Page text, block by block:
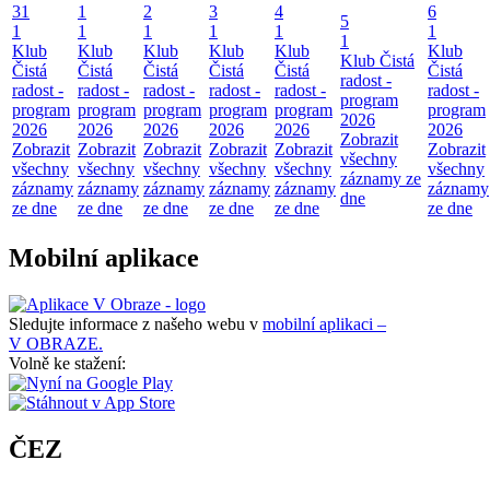
31
1
Klub
Čistá
radost -
program
2026
Zobrazit
všechny
záznamy
ze dne
1
1
Klub
Čistá
radost -
program
2026
Zobrazit
všechny
záznamy
ze dne
2
1
Klub
Čistá
radost -
program
2026
Zobrazit
všechny
záznamy
ze dne
3
1
Klub
Čistá
radost -
program
2026
Zobrazit
všechny
záznamy
ze dne
4
1
Klub
Čistá
radost -
program
2026
Zobrazit
všechny
záznamy
ze dne
5
1
Klub Čistá
radost -
program
2026
Zobrazit
všechny
záznamy ze
dne
6
1
Klub
Čistá
radost -
program
2026
Zobrazit
všechny
záznamy
ze dne
Mobilní aplikace
Sledujte informace z našeho webu v mobilní aplikaci –
V OBRAZE.
Volně ke stažení:
ČEZ